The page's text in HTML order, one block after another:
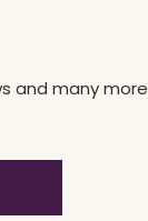
and many more